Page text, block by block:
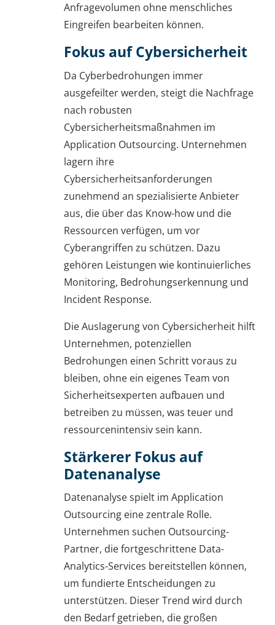
Anfragevolumen ohne menschliches
Eingreifen bearbeiten können.
Fokus auf Cybersicherheit
Da Cyberbedrohungen immer
ausgefeilter werden, steigt die Nachfrage
nach robusten
Cybersicherheitsmaßnahmen im
Application Outsourcing. Unternehmen
lagern ihre
Cybersicherheitsanforderungen
zunehmend an spezialisierte Anbieter
aus, die über das Know-how und die
Ressourcen verfügen, um vor
Cyberangriffen zu schützen. Dazu
gehören Leistungen wie kontinuierliches
Monitoring, Bedrohungserkennung und
Incident Response.
Die Auslagerung von Cybersicherheit hilft
Unternehmen, potenziellen
Bedrohungen einen Schritt voraus zu
bleiben, ohne ein eigenes Team von
Sicherheitsexperten aufbauen und
betreiben zu müssen, was teuer und
ressourcenintensiv sein kann.
Stärkerer Fokus auf
Datenanalyse
Datenanalyse spielt im Application
Outsourcing eine zentrale Rolle.
Unternehmen suchen Outsourcing-
Partner, die fortgeschrittene Data-
Analytics-Services bereitstellen können,
um fundierte Entscheidungen zu
unterstützen. Dieser Trend wird durch
den Bedarf getrieben, die großen